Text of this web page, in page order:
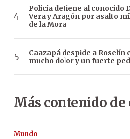
Policía detiene al conocido
Vera y Aragón por asalto
de la Mora
Caazapá despide a
mucho dolor y un fuerte
Más contenido de
Mundo